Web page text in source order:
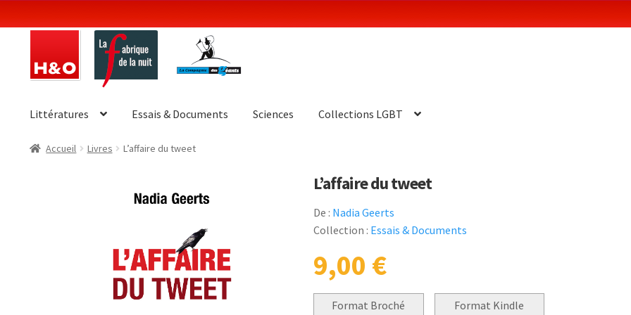
la
contenu
Littératures Essais & Documents Sciences Collections LGBT
Accueil Livres L’affaire du tweet
L’affaire du tweet
De : Nadia Geerts
Collection : Essais & Documents
9,00 €
Format Broché
Format Kindle